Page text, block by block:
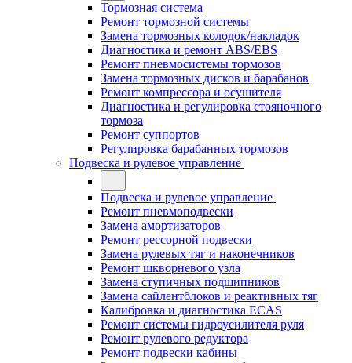
Тормозная система
Ремонт тормозной системы
Замена тормозных колодок/накладок
Диагностика и ремонт ABS/EBS
Ремонт пневмосистемы тормозов
Замена тормозных дисков и барабанов
Ремонт компрессора и осушителя
Диагностика и регулировка стояночного
тормоза
Ремонт суппортов
Регулировка барабанных тормозов
Подвеска и рулевое управление
Подвеска и рулевое управление
Ремонт пневмоподвески
Замена амортизаторов
Ремонт рессорной подвески
Замена рулевых тяг и наконечников
Ремонт шкворневого узла
Замена ступичных подшипников
Замена сайлентблоков и реактивных тяг
Калибровка и диагностика ECAS
Ремонт системы гидроусилителя руля
Ремонт рулевого редуктора
Ремонт подвески кабины